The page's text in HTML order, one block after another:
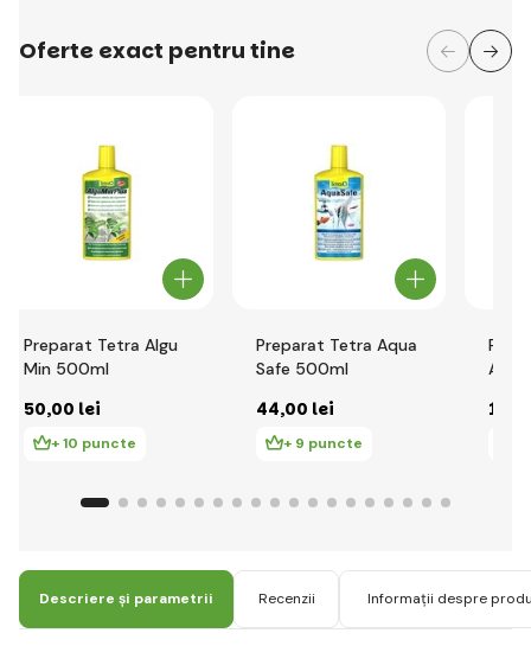
Oferte exact pentru tine
Preparat Tetra Algu
Min 500ml
50,00 lei
+ 10 puncte
Preparat Tetra Aqua
Safe 500ml
44,00 lei
+ 9 puncte
14
Descriere și parametrii Recenzii Informații despre